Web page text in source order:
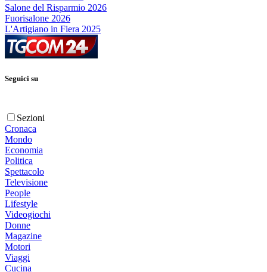
Salone del Risparmio 2026
Fuorisalone 2026
L'Artigiano in Fiera 2025
Seguici su
Sezioni
Cronaca
Mondo
Economia
Politica
Spettacolo
Televisione
People
Lifestyle
Videogiochi
Donne
Magazine
Motori
Viaggi
Cucina